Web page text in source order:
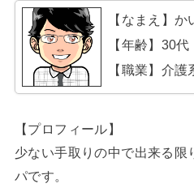
【なまえ】か
【年齢】30代
【職業】介護
【プロフィール】
少ない手取りの中で出来る
パです。